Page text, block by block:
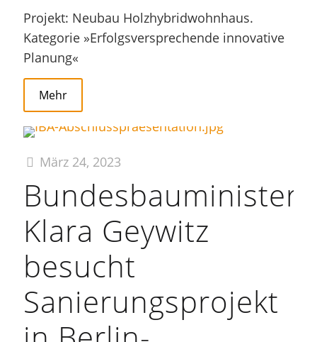
Projekt: Neubau Holzhybridwohnhaus.
Kategorie »Erfolgsversprechende innovative
Planung«
Mehr
März 24, 2023
Klara Geywitz
besucht
Sanierungsprojekt